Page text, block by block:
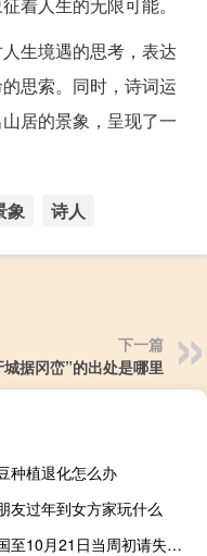
生境遇的思考，表达
思索。同时，诗词运
居的景象，呈现了一
象 诗人
下一篇
城据冈峦”的出处是哪里
种植退化怎么办
友过年到女方家玩什么
美国至10月21日当周初请失业金人数 21万人预期20.8万人前值19.8万人